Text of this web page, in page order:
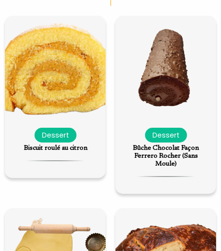
Dessert
Biscuit roulé au citron
Dessert
Bûche Chocolat Façon
Ferrero Rocher (Sans
Moule)